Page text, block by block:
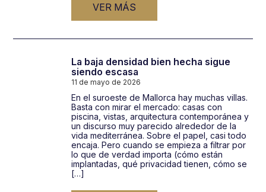
VER MÁS
La baja densidad bien hecha sigue
siendo escasa
11 de mayo de 2026
En el suroeste de Mallorca hay muchas villas.
Basta con mirar el mercado: casas con
piscina, vistas, arquitectura contemporánea y
un discurso muy parecido alrededor de la
vida mediterránea. Sobre el papel, casi todo
encaja. Pero cuando se empieza a filtrar por
lo que de verdad importa (cómo están
implantadas, qué privacidad tienen, cómo se
[…]